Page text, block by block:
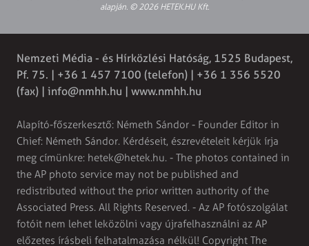
alapján. © 2026 HETEK.HU Kft.
Nemzeti Média - és Hírközlési Hatóság, 1525 Budapest,
Pf. 75. | +36 1 457 7100 (telefon) | +36 1 356 5520
(fax) | info@nmhh.hu | www.nmhh.hu
Alapító-főszerkesztő: Németh Sándor - Founder Editor in
Chief: Németh Sándor. Kérdéseit, észrevételeit kérjük írja
meg címünkre: hetek@hetek.hu. - The photos contained in
the AP photo service may not be published and
redistributed without the prior written authority of the
Associated Press. All Rights Reserved. - Az AP fotószolgálat
fotóit nem lehet leközölni vagy újrafelhasználni az AP
előzetes írásbeli felhatalmazása nélkül! Copyright The